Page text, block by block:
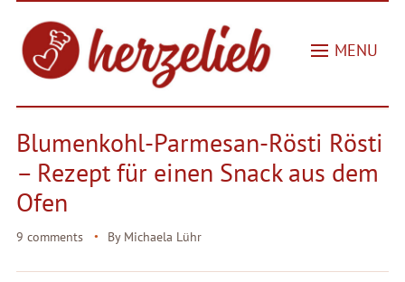
MENU
Blumenkohl-Parmesan-Rösti Rösti
– Rezept für einen Snack aus dem
Ofen
9 comments By Michaela Lühr